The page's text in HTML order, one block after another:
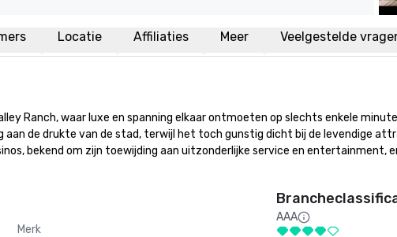
Locatie Affiliaties Meer Veelgestelde
Ranch, waar luxe en spanning elkaar ontmoeten op slechts enkele
aan de drukte van de stad, terwijl het toch gunstig dicht bij de levendige
bekend om zijn toewijding aan uitzonderlijke service en entertainment,
Merk
AAA